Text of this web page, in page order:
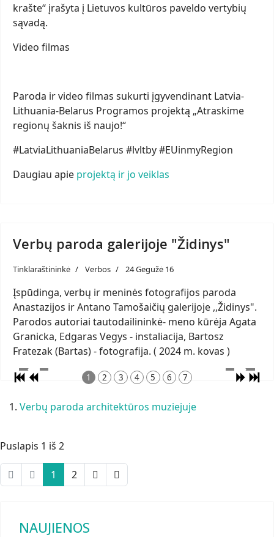
krašte“ įrašyta į Lietuvos kultūros paveldo vertybių
sąvadą.
Video filmas
Paroda ir video filmas sukurti įgyvendinant Latvia-
Lithuania-Belarus Programos projektą „Atraskime
regionų šaknis iš naujo!“
#LatviaLithuaniaBelarus #lvltby #EUinmyRegion
Daugiau apie projektą ir jo veiklas
Verbų paroda galerijoje "Židinys"
Tinklaraštininkė Verbos 24 Gegužė 16
Įspūdinga, verbų ir meninės fotografijos paroda
Anastazijos ir Antano Tamošaičių galerijoje ,,Židinys".
Parodos autoriai tautodailininkė- meno kūrėja Agata
Granicka, Edgaras Vegys - instaliacija, Bartosz
Fratezak (Bartas) - fotografija. ( 2024 m. kovas )
1 2 3 4 5 6 7
Verbų paroda architektūros muziejuje
Puslapis 1 iš 2
1 2
NAUJIENOS